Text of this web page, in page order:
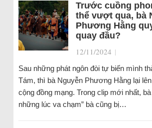
Trước cuồng
thể vượt qua, bà
Phương Hằng
quay đầu?
12/11/2024 |
Sau những phát ngôn đòi tự biến mình
Tám, thì bà Nguyễn Phương Hằng lại
cộng đồng mạng. Trong clip mới nhất,
những lúc va chạm” bà cũng bị…